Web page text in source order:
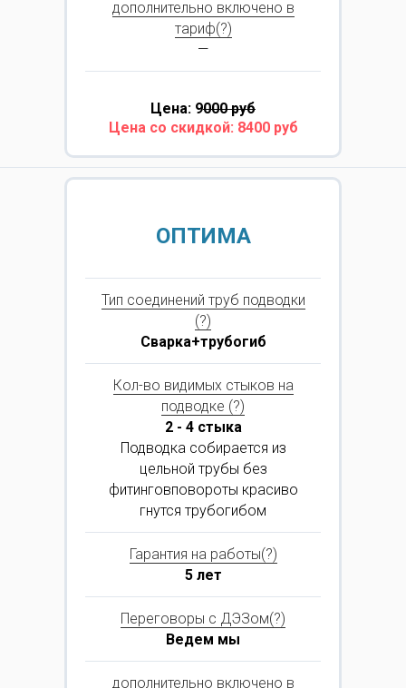
дополнительно включено в
тариф(?)
—
Цена: 9000 руб
Цена со скидкой: 8400 руб
ОПТИМА
Тип соединений труб подводки
(?)
Сварка+трубогиб
Кол-во видимых стыков на
подводке (?)
2 - 4 стыка
Подводка собирается из
цельной трубы без
фитинговповороты красиво
гнутся трубогибом
Гарантия на работы(?)
5 лет
Переговоры с ДЭЗом(?)
Ведем мы
дополнительно включено в